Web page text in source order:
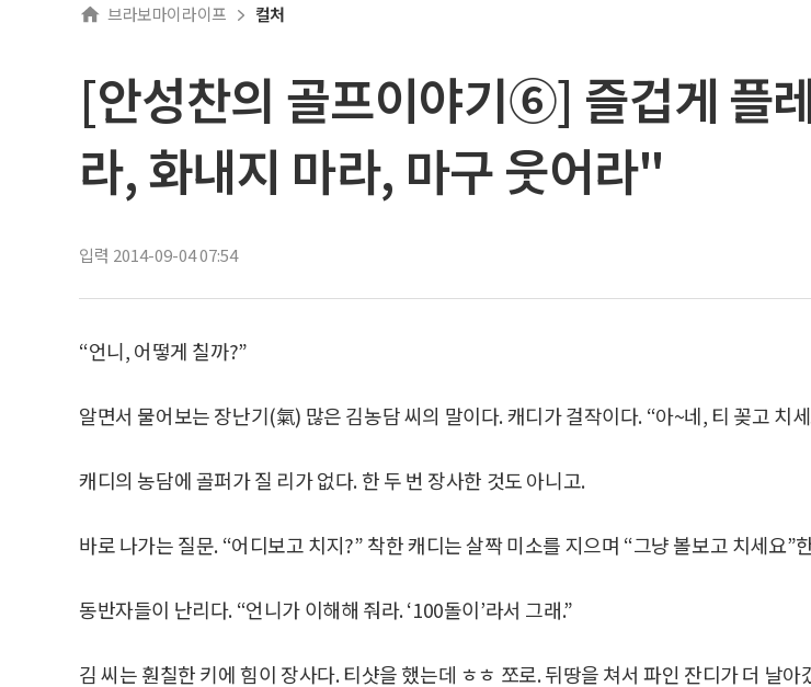
브라보마이라이프 컬처
[안성찬의 골프이야기⑥] 즐겁게 플
라, 화내지 마라, 마구 웃어라"
입력 2014-09-04 07:54
“언니, 어떻게 칠까?”
알면서 물어보는 장난기(氣) 많은 김농담 씨의 말이다. 캐디가 걸작이다. “아~네, 티 꽂고 치
캐디의 농담에 골퍼가 질 리가 없다. 한 두 번 장사한 것도 아니고.
바로 나가는 질문. “어디보고 치지?” 착한 캐디는 살짝 미소를 지으며 “그냥 볼보고 치세요”
동반자들이 난리다. “언니가 이해해 줘라. ‘100돌이’라서 그래.”
김 씨는 훤칠한 키에 힘이 장사다. 티샷을 했는데 ㅎㅎ 쪼로. 뒤땅을 쳐서 파인 잔디가 더 날아